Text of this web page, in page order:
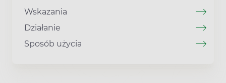
Wskazania
Działanie
Sposób użycia